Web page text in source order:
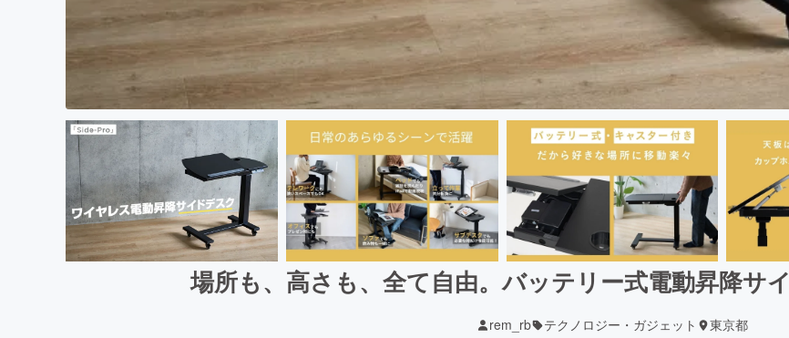
場所も、高さも、全て自由。バッテリー式電動昇降サ
rem_rb テクノロジー・ガジェット 東京都